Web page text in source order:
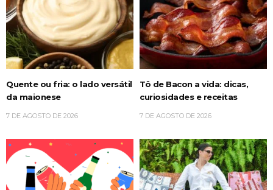
Quente ou fria: o lado versátil
da maionese
7 DE AGOSTO DE 2026
Tô de Bacon a vida: dicas,
curiosidades e receitas
7 DE AGOSTO DE 2026